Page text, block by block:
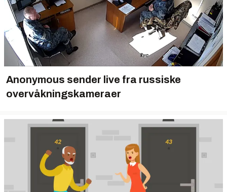
Anonymous sender live fra russiske
overvåkningskameraer